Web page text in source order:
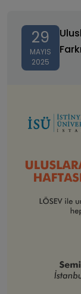
29
MAYIS
2025
Etkinliği